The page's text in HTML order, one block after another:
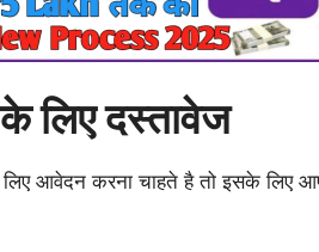
लिए दस्तावेज
आवेदन करना चाहते है तो इसके लिए